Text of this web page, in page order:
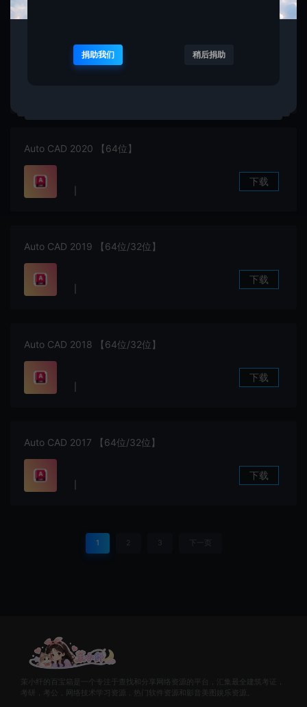
Auto CAD 2021 【64位】
Auto CAD 2020 【64位】
下载
Auto CAD 2019 【64位/32位】
下载
Auto CAD 2018 【64位/32位】
下载
Auto CAD 2017 【64位/32位】
下载
1 2 3 下一页
茉小纤的百宝箱是一个专注于查找和分享网络资源的平台，汇集最全建筑考证，
考研，考公，网络技术学习资源，热门软件资源和影音美图娱乐资源。
捐助我们 稍后捐助